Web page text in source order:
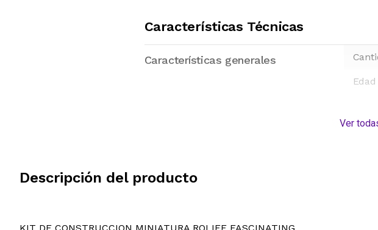
Características Técnicas
Características generales
Ver
Descripción del producto